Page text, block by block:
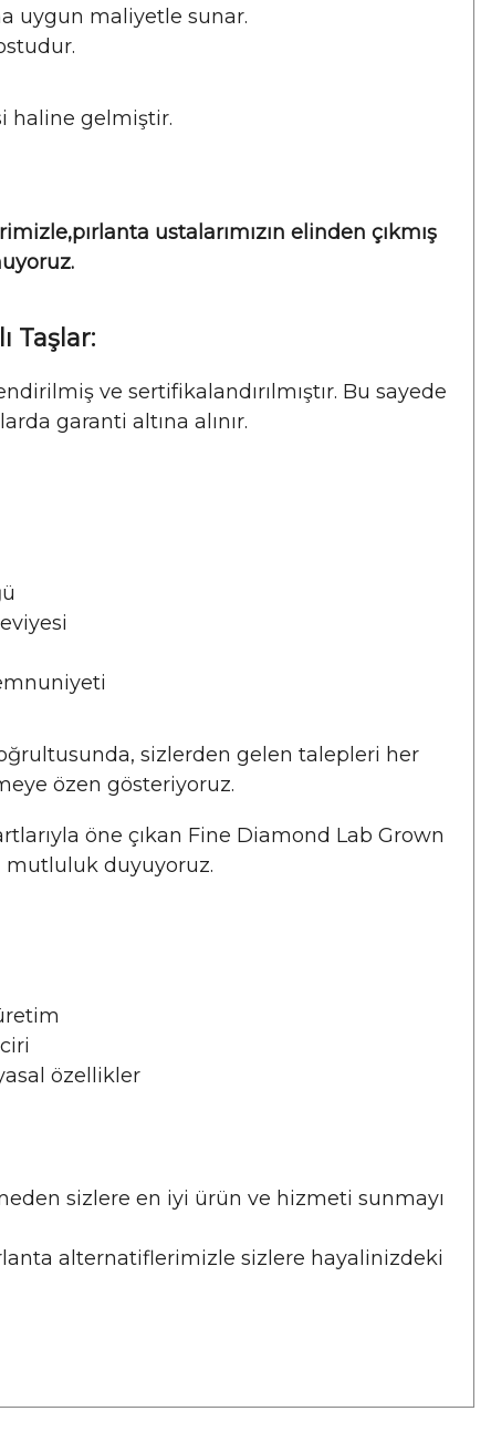
uygun maliyetle sunar.
haline gelmiştir.
pırlanta ustalarımızın elinden çıkmış
Taşlar:
ve sertifikalandırılmıştır. Bu sayede
garanti altına alınır.
sizlerden gelen talepleri her
özen gösteriyoruz.
öne çıkan Fine Diamond Lab Grown
mutluluk duyuyoruz.
özellikler
sizlere en iyi ürün ve hizmeti sunmayı
alternatiflerimizle sizlere hayalinizdeki